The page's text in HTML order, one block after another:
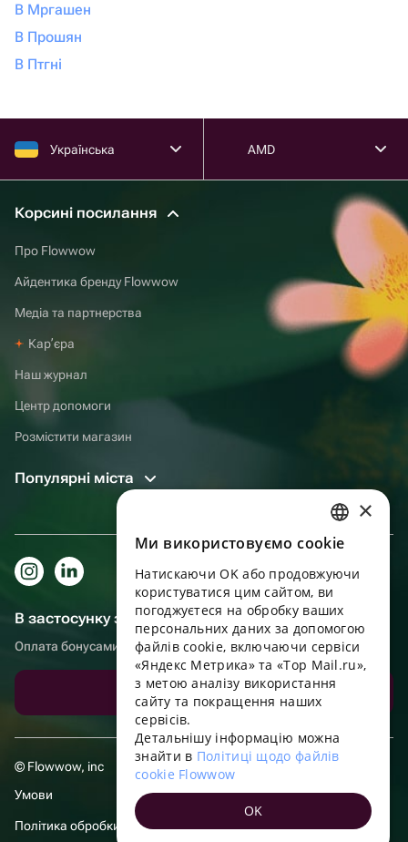
В Мргашен
В Прошян
В Птгні
Українська AMD
Корсині посилання
Про Flowwow
Айдентика бренду Flowwow
Медіа та партнерства
Карʼєра
Наш журнал
Центр допомоги
Розмістити магазин
Популярні міста
В застосунку зручніше!
Оплата бонусами, самовивіз, зручний чат підтримки
Завантажити додаток
© Flowwow, inc
Умови
Політика обробки даних
RUSSIAN
ENGLISH
UKRAINIAN
PORTUGUESE
SPANISH
HUNGARIAN
FRENCH
TURKISH
×
Ми використовуємо cookie
Натискаючи OK або продовжуючи
користуватися цим сайтом, ви
погоджуєтеся на обробку ваших
персональних даних за допомогою
файлів cookie, включаючи сервіси
«Яндекс Метрика» та «Top Mail.ru»,
з метою аналізу використання
сайту та покращення наших
сервісів.
Детальнішу інформацію можна
знайти в Політиці щодо файлів
cookie Flowwow
OK